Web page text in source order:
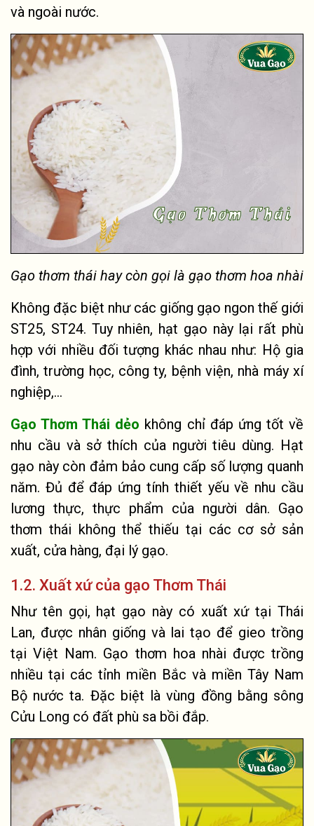
và ngoài nước.
Gạo thơm thái hay còn gọi là gạo thơm hoa nhài
Không đặc biệt như các giống gạo ngon thế giới
ST25, ST24. Tuy nhiên, hạt gạo này lại rất phù
hợp với nhiều đối tượng khác nhau như: Hộ gia
đình, trường học, công ty, bệnh viện, nhà máy xí
nghiệp,…
Gạo Thơm Thái dẻo không chỉ đáp ứng tốt về
nhu cầu và sở thích của người tiêu dùng. Hạt
gạo này còn đảm bảo cung cấp số lượng quanh
năm. Đủ để đáp ứng tính thiết yếu về nhu cầu
lương thực, thực phẩm của người dân. Gạo
thơm thái không thể thiếu tại các cơ sở sản
xuất, cửa hàng, đại lý gạo.
1.2. Xuất xứ của gạo Thơm Thái
Như tên gọi, hạt gạo này có xuất xứ tại Thái
Lan, được nhân giống và lai tạo để gieo trồng
tại Việt Nam. Gạo thơm hoa nhài được trồng
nhiều tại các tỉnh miền Bắc và miền Tây Nam
Bộ nước ta. Đặc biệt là vùng đồng bằng sông
Cửu Long có đất phù sa bồi đắp.